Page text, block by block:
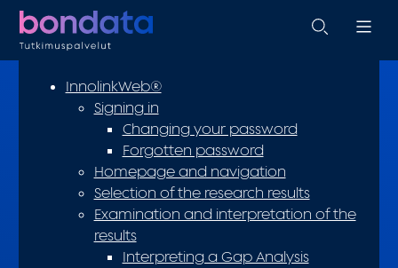
InnolinkWeb®
Signing in
Changing your password
Forgotten password
Homepage and navigation
Selection of the research results
Examination and interpretation of the
results
Interpreting a Gap Analysis